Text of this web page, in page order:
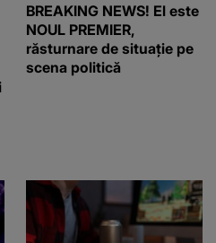
BREAKING NEWS! El este
NOUL PREMIER,
răsturnare de situație pe
scena politică